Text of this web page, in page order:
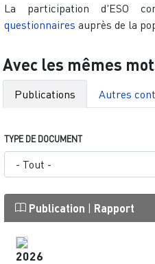
La participation d'ESO
questionnaires auprès de la
Avec les mêmes
Publications Autres
TYPE DE DOCUMENT
Publication | Rapport
2026